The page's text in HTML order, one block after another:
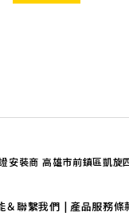
裝商 高雄市前鎮區凱
＆聯繫我們 | 產品服務條